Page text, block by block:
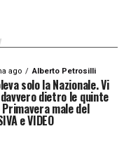
ago Alberto Petrosilli
solo la Nazionale. Vi
dietro le quinte
Primavera male del
e VIDEO